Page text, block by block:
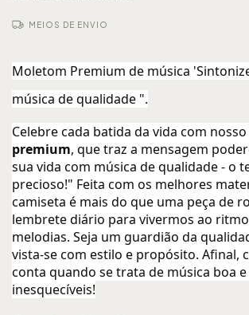
MEIOS DE ENVIO
Moletom Premium de música
música de qualidade ".
Celebre cada batida da vida com nosso
premium, que traz a mensagem
sua vida com música de qualidade - o
precioso!" Feita com os melhores
camiseta é mais do que uma peça de
lembrete diário para vivermos ao
melodias. Seja um guardião da
vista-se com estilo e propósito. Afinal,
conta quando se trata de música boa
inesquecíveis!